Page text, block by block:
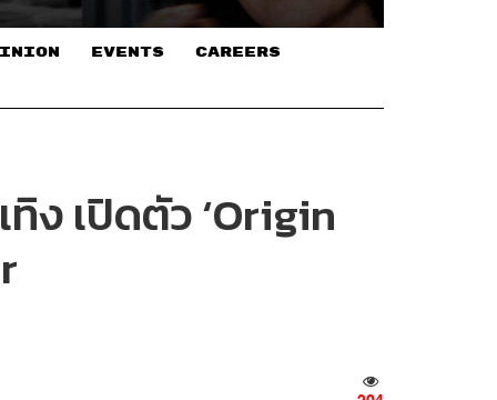
EVENTS CAREERS
ง เปิดตัว ‘Origin